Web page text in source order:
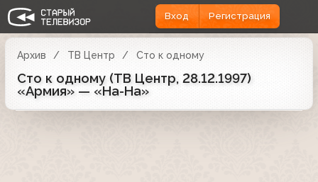
Вход Регистрация
Архив ТВ Центр Сто к одному
Сто к одному (ТВ Центр, 28.12.1997)
«Армия» — «На-На»